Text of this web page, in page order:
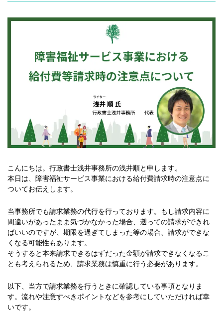
こんにちは。行政書士浅井事務所の浅井順と申します。
本日は、障害福祉サービス事業における給付費請求時の注意点に
ついてお伝えします。
当事務所でも請求業務の代行を行っております。もし請求内容に
間違いがあったまま気づかなかった場合、遡っての請求ができれ
ばいいのですが、期限を過ぎてしまった等の場合、請求ができな
くなる可能性もあります。
そうすると本来請求できるはずだった金額が請求できなくなるこ
とも考えられるため、請求業務は慎重に行う必要があります。
以下、当方で請求業務を行うときに確認している事項となりま
す。流れや注意すべきポイントなどを参考にしていただければ幸
いです。